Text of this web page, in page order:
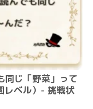
同じ「野菜」って
レベル）- 挑戦状